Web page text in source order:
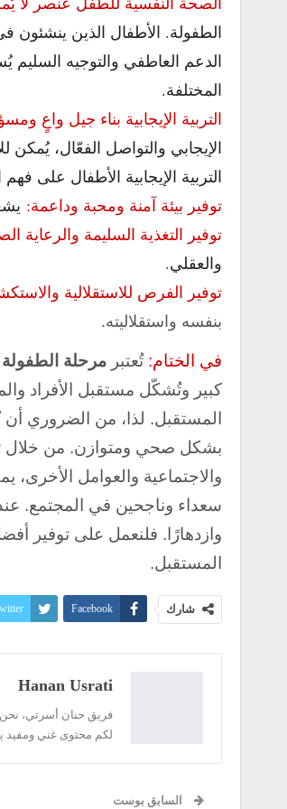
الطفولة. الأطفال الذين ينشئون
الدعم العاطفي والتوجيه السليم
المختلفة.
التربية الإيجابية بناء جيل واعٍ
الإيجابي والتواصل الفعّال،
التربية الإيجابية الأطفال على
توفير بيئة آمنة ومحبة وداعمة:
توفير التغذية السليمة والرعاية
والعقلي.
توفير الفرص للاستقلالية
بنفسه واستقلاليته.
في الختام: تُعتبر مرحلة الطفولة
كبير وتُشكّل مستقبل الأفراد
المستقبل. لذا، من الضروري أن
بشكل صحي ومتوازن. من خلال
والاجتماعية والعوامل الأخرى،
سعداء وناجحين في المجتمع.
وازدهارًا. فلنعمل على توفير
المستقبل.
شارك Facebook
Hanan Usrati
فريق حنان أسرتي، نحن
لكم محتوى غني ومفيد
السابق بوست